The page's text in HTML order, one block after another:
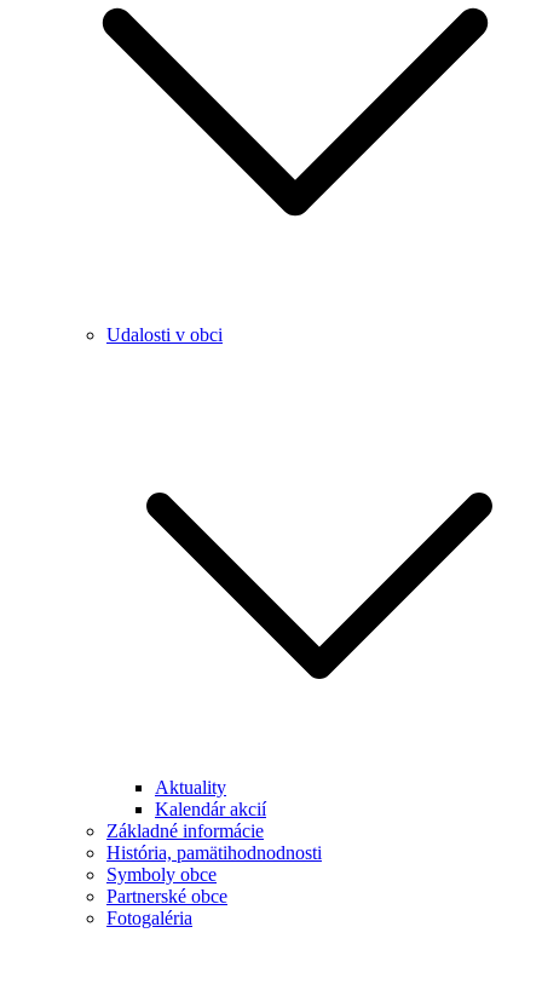
Udalosti v obci
Aktuality
Kalendár akcií
Základné informácie
História, pamätihodnodnosti
Symboly obce
Partnerské obce
Fotogaléria